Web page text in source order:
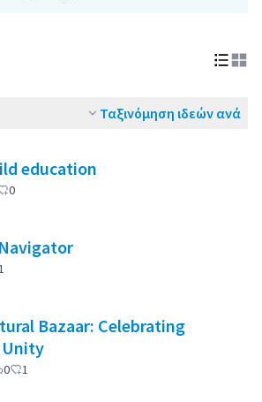
Ταξινόμηση ιδεών ανά
education
0
Bazaar: Celebrating
Unity
0 1